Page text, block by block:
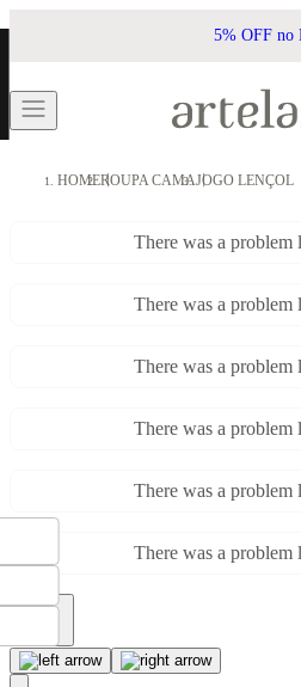
5% OFF no
HOMEROUPA CAMAJOGO LENÇOL
There was a problem
There was a problem
There was a problem
There was a problem
There was a problem
There was a problem